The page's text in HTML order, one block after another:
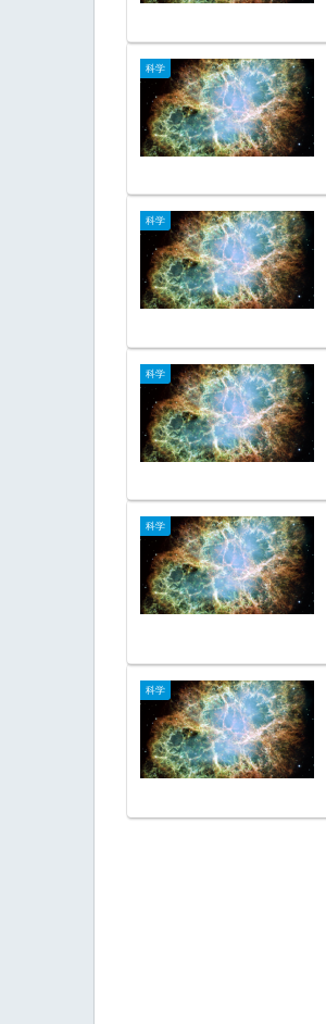
科学
科学
科学
科学
科学